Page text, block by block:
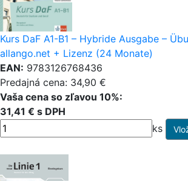
Kurs DaF A1-B1 – Hybride Ausgabe –
allango.net + Lizenz (24 Monate)
EAN: 9783126768436
Predajná cena: 34,90 €
Vaša cena so zľavou 10%:
31,41 € s DPH
ks